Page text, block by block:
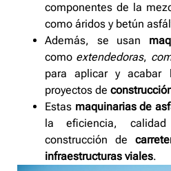
componentes de la
como áridos y betún
Además, se usan
como extendedoras,
para aplicar y acabar
proyectos de
Estas maquinarias de
la eficiencia,
construcción de
infraestructuras viales.